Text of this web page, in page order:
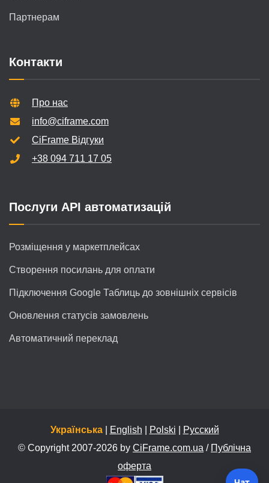
Партнерам
Контакти
Про нас
info@ciframe.com
CiFrame Відгуки
+38 094 711 17 05
Послуги API автоматизацій
Розміщення у маркетплейсах
Створення посилань для оплати
Підключення Google Таблиць до зовнішніх сервісів
Оновлення статусів замовлень
Автоматичний переклад
Українська| English Polski
Русский
© Copyright 2007-2026 by CiFrame.com.ua / Публічна
оферта